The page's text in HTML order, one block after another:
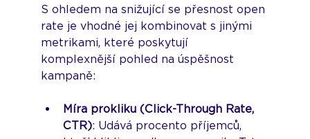
S ohledem na snižující se přesnost open
rate je vhodné jej kombinovat s jinými
metrikami, které poskytují
komplexnější pohled na úspěšnost
kampaně:
Míra prokliku (Click-Through Rate,
CTR): Udává procento příjemců,